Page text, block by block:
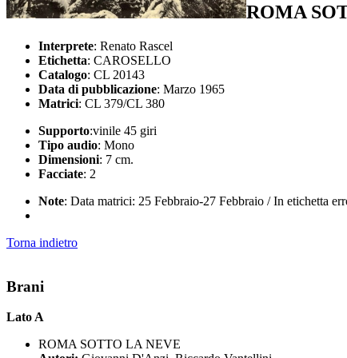
ROMA
Interprete: Renato Rascel
Etichetta: CAROSELLO
Catalogo: CL 20143
Data di pubblicazione: Marzo 1965
Matrici: CL 379/CL 380
Supporto:vinile 45 giri
Tipo audio: Mono
Dimensioni: 7 cm.
Facciate: 2
Note: Data matrici: 25 Febbraio-27 Febbraio / In etichetta
Torna indietro
Brani
Lato A
ROMA SOTTO LA NEVE